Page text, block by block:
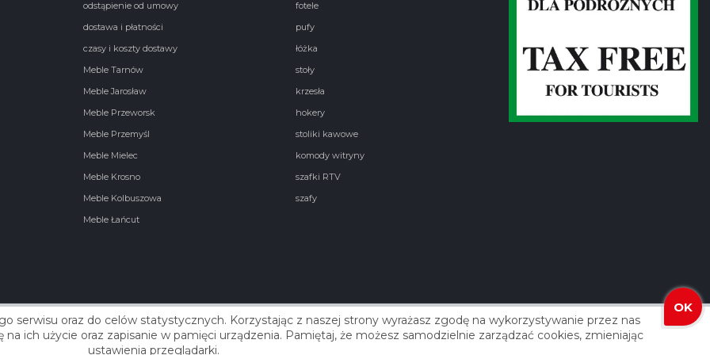
odstąpienie od umowy
dostawa i płatności
czasy i koszty dostawy
Meble Tarnów
Meble Jarosław
Meble Przeworsk
Meble Przemyśl
Meble Mielec
Meble Krosno
Meble Kolbuszowa
Meble Łańcut
fotele
pufy
łóżka
stoły
krzesła
hokery
stoliki kawowe
komody witryny
szafki RTV
szafy
Realizacja: Agencja Reklamowa ROXART
serwisu oraz do celów statystycznych. Korzystając z naszej strony wyrażasz zgodę na wykorzystywanie przez nas
ich użycie oraz zapisanie w pamięci urządzenia. Pamiętaj, że możesz samodzielnie zarządzać cookies, zmieniając
ustawienia przeglądarki.
OK